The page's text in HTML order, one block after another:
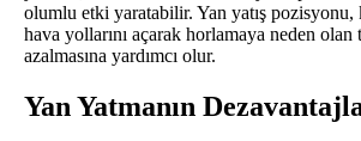
olumlu etki yaratabilir. Yan yatış pozisyonu,
hava yollarını açarak horlamaya neden olan
azalmasına yardımcı olur.
Yan Yatmanın